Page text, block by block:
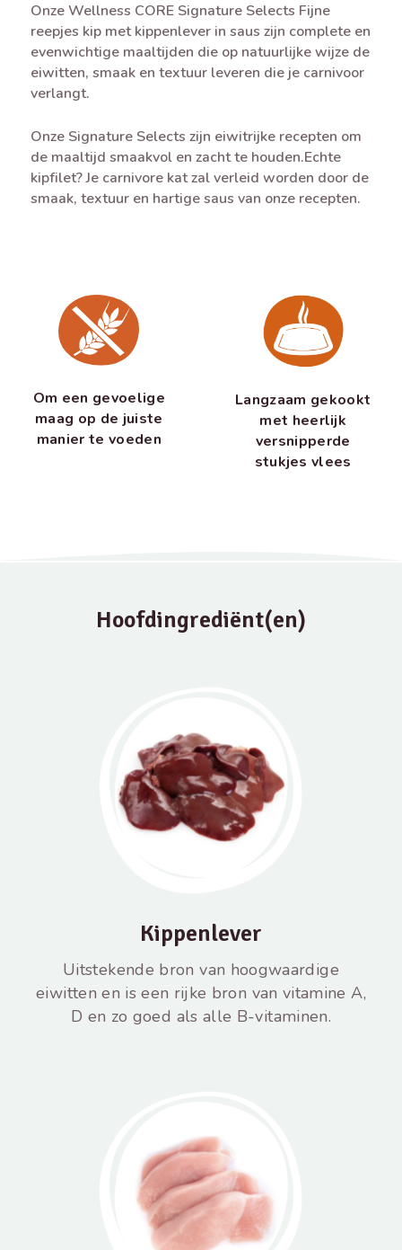
Onze Wellness CORE Signature Selects Fijne
reepjes kip met kippenlever in saus zijn complete en
evenwichtige maaltijden die op natuurlijke wijze de
eiwitten, smaak en textuur leveren die je carnivoor
verlangt.
Onze Signature Selects zijn eiwitrijke recepten om
de maaltijd smaakvol en zacht te houden.Echte
kipfilet? Je carnivore kat zal verleid worden door de
smaak, textuur en hartige saus van onze recepten.
Om een gevoelige
maag op de juiste
manier te voeden
Langzaam gekookt
met heerlijk
versnipperde
stukjes vlees
Hoofdingrediënt(en)
Kippenlever
Uitstekende bron van hoogwaardige
eiwitten en is een rijke bron van vitamine A,
D en zo goed als alle B-vitaminen.